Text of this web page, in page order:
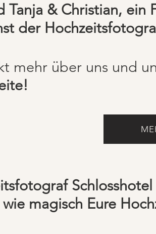
Tanja & Christian, ein
der
mehr über uns und
magisch Eure